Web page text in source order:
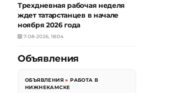
Трехдневная рабочая неделя
ждет татарстанцев в начале
ноября 2026 года
7-08-2026, 18:04
Объявления
ОБЪЯВЛЕНИЯ »РАБОТА В
НИЖНЕКАМСКЕ